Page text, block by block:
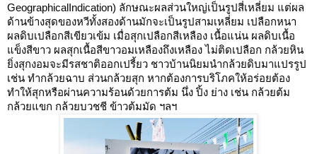
GeographicalIndication) ลักษณะผลส่วนใหญ่เป็นรูปสี่เหลี่ยม แต่ผล
ด้านข้างสุดของหวีทั้งสองด้านมักจะเป็นรูปสามเหลี่ยม เปลือกหนา
ผลดิบเปลือกสีเขียวเข้ม เมื่อสุกเปลือกสีเหลือง เนื้อแน่น ผลดิบเนื้อ
แข็งสีขาว ผลสุกเนื้อสีขาวอมเหลืองถึงเหลือง ไม่ติดเปลือก กล้วยหิน
ยิ่งสุกงอมจะมีรสชาติออกเปรี้ยว ชาวบ้านนิยมนำกล้วยดิบมาแปรรูป
เช่น ทำกล้วยฉาบ ส่วนกล้วยสุก หากต้องการบริโภคให้อร่อยต้อง
ทำให้สุกหรือผ่านความร้อนด้วยการต้ม นึ่ง ปิ้ง ย่าง เช่น กล้วยต้ม
กล้วยแขก กล้วยบวชชี ข้าวต้มมัด ฯลฯ